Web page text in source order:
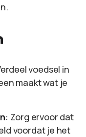
voedsel in
maakt wat je
: Zorg ervoor dat
voordat je het